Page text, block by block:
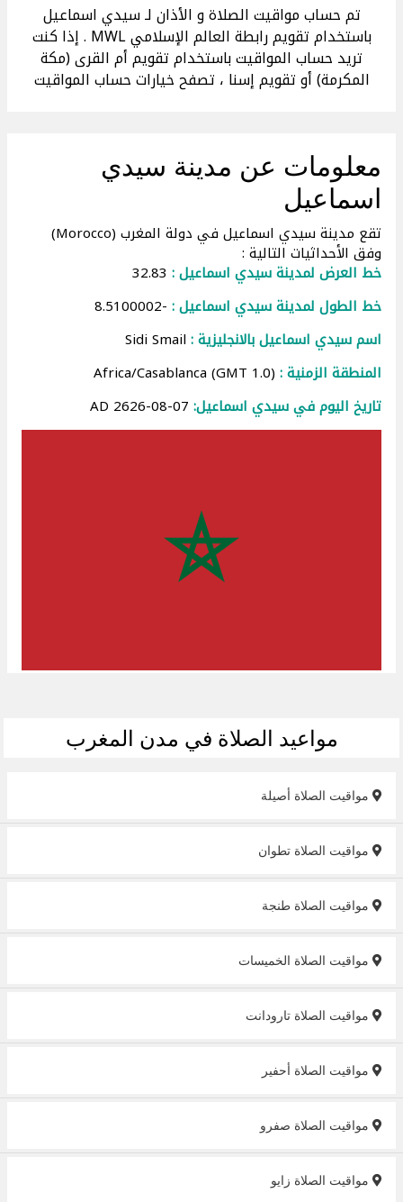
تم حساب مواقيت الصلاة و الأذان لـ سيدي اسماعيل
باستخدام تقويم رابطة العالم الإسلامي MWL . إذا كنت
تريد حساب المواقيت باستخدام تقويم أم القرى (مكة
المكرمة) أو تقويم إسنا ، تصفح خيارات حساب المواقيت
معلومات عن مدينة سيدي
اسماعيل
تقع مدينة سيدي اسماعيل في دولة المغرب (Morocco)
وفق الأحداثيات التالية :
خط العرض لمدينة سيدي اسماعيل : 32.83
خط الطول لمدينة سيدي اسماعيل : -8.5100002
اسم سيدي اسماعيل بالانجليزية :
المنطقة الزمنية :
تاريخ اليوم في سيدي اسماعيل:
مواعيد الصلاة في مدن المغرب
مواقيت الصلاة أصيلة
مواقيت الصلاة تطوان
مواقيت الصلاة طنجة
مواقيت الصلاة الخميسات‎
مواقيت الصلاة تارودانت‎
مواقيت الصلاة أحفير
مواقيت الصلاة صفرو
مواقيت الصلاة زايو